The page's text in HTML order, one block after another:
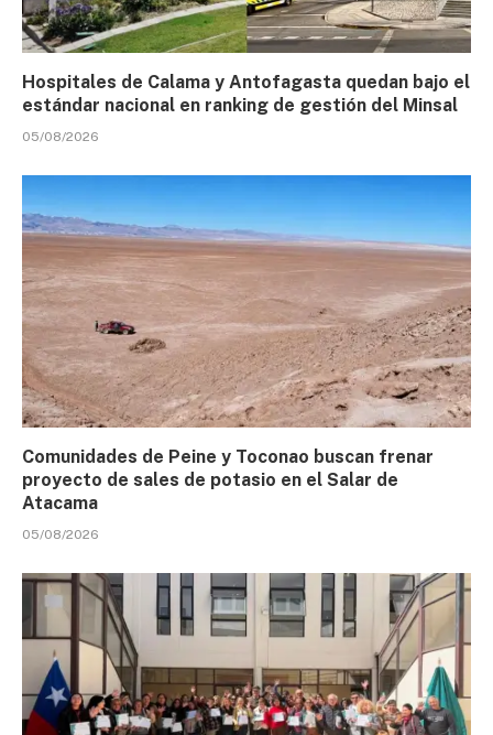
Hospitales de Calama y Antofagasta quedan bajo el
estándar nacional en ranking de gestión del Minsal
05/08/2026
Comunidades de Peine y Toconao buscan frenar
proyecto de sales de potasio en el Salar de
Atacama
05/08/2026